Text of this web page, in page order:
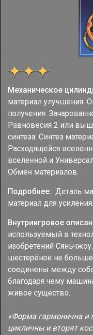
Механическое
материал улучшения.
получения:
Равновесия 2 или
синтеза: Синтез
Расходящейся
вселенной и
Обмен материалов.
Подробнее: Деталь
материал для усиления.
Внутриигровое
используемый в
изобретений
шестерёнок не
соединены между
благодаря чему
живое существо.
«Форма гармонична и
цикличны и вторят